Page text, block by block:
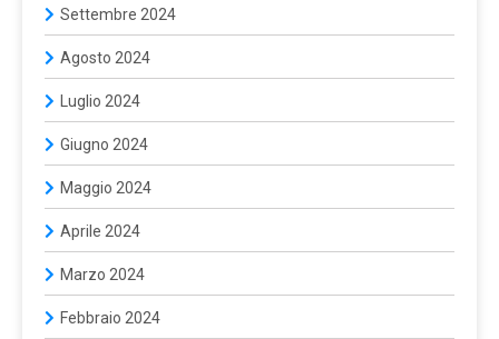
Settembre 2024
Agosto 2024
Luglio 2024
Giugno 2024
Maggio 2024
Aprile 2024
Marzo 2024
Febbraio 2024